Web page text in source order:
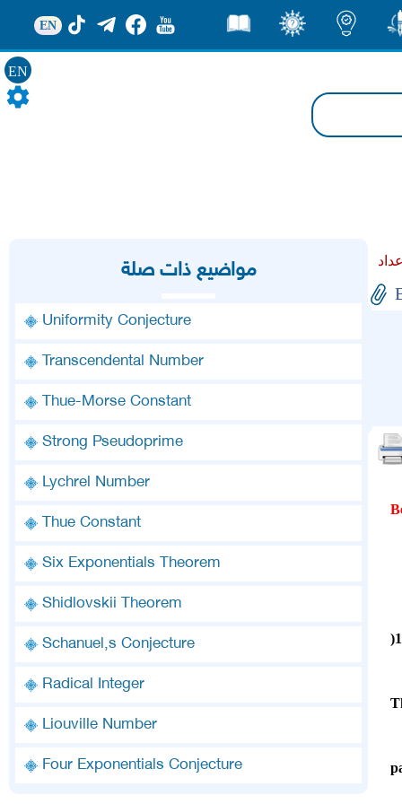
EN
EN
مواضيع ذات صلة
Uniformity Conjecture
Transcendental Number
Thue-Morse Constant
Strong Pseudoprime
Lychrel Number
Thue Constant
Six Exponentials Theorem
Shidlovskii Theorem
Schanuel,s Conjecture
Radical Integer
Liouville Number
Four Exponentials Conjecture